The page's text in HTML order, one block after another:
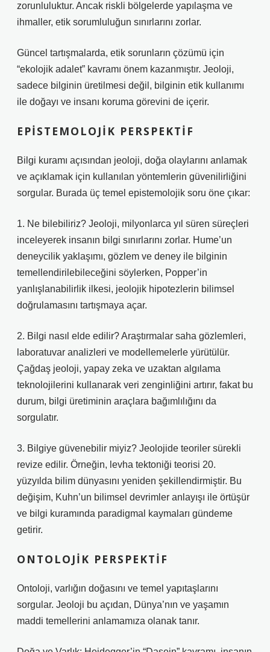
zorunluluktur. Ancak riskli bölgelerde yapılaşma ve
ihmaller, etik sorumluluğun sınırlarını zorlar.
Güncel tartışmalarda, etik sorunların çözümü için
“ekolojik adalet” kavramı önem kazanmıştır. Jeoloji,
sadece bilginin üretilmesi değil, bilginin etik kullanımı
ile doğayı ve insanı koruma görevini de içerir.
EPISTEMOLOJIK PERSPEKTIF
Bilgi kuramı açısından jeoloji, doğa olaylarını anlamak
ve açıklamak için kullanılan yöntemlerin güvenilirliğini
sorgular. Burada üç temel epistemolojik soru öne çıkar:
1. Ne bilebiliriz? Jeoloji, milyonlarca yıl süren süreçleri
inceleyerek insanın bilgi sınırlarını zorlar. Hume’un
deneycilik yaklaşımı, gözlem ve deney ile bilginin
temellendirilebileceğini söylerken, Popper’in
yanlışlanabilirlik ilkesi, jeolojik hipotezlerin bilimsel
doğrulamasını tartışmaya açar.
2. Bilgi nasıl elde edilir? Araştırmalar saha gözlemleri,
laboratuvar analizleri ve modellemelerle yürütülür.
Çağdaş jeoloji, yapay zeka ve uzaktan algılama
teknolojilerini kullanarak veri zenginliğini artırır, fakat bu
durum, bilgi üretiminin araçlara bağımlılığını da
sorgulatır.
3. Bilgiye güvenebilir miyiz? Jeolojide teoriler sürekli
revize edilir. Örneğin, levha tektoniği teorisi 20.
yüzyılda bilim dünyasını yeniden şekillendirmiştir. Bu
değişim, Kuhn’un bilimsel devrimler anlayışı ile örtüşür
ve bilgi kuramında paradigmal kaymaları gündeme
getirir.
ONTOLOJIK PERSPEKTIF
Ontoloji, varlığın doğasını ve temel yapıtaşlarını
sorgular. Jeoloji bu açıdan, Dünya’nın ve yaşamın
maddi temellerini anlamamıza olanak tanır.